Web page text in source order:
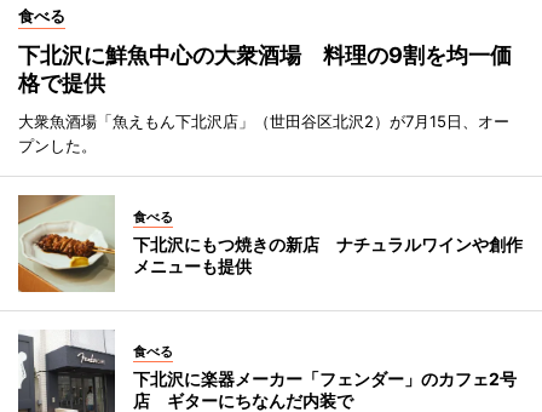
食べる
下北沢に鮮魚中心の大衆酒場 料理の9割を均一価
格で提供
大衆魚酒場「魚えもん下北沢店」（世田谷区北沢2）が7月15日、オー
プンした。
食べる
下北沢にもつ焼きの新店 ナチュラルワインや創作
メニューも提供
食べる
下北沢に楽器メーカー「フェンダー」のカフェ2号
店 ギターにちなんだ内装で